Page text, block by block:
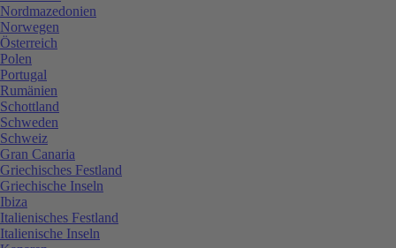
Nordmazedonien
Norwegen
Österreich
Polen
Portugal
Rumänien
Schottland
Schweden
Schweiz
Gran Canaria
Griechisches Festland
Griechische Inseln
Ibiza
Italienisches Festland
Italienische Inseln